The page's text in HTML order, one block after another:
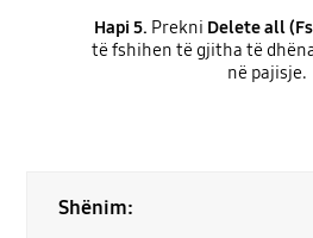
Hapi 5. Prekni Delete all
të fshihen të gjitha të
në pajisje.
Shënim: